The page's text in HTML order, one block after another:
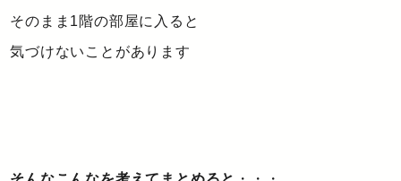
そのまま1階の部屋に入ると
気づけないことがあります